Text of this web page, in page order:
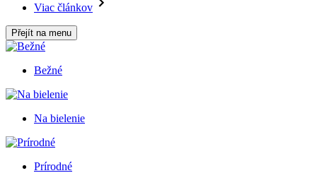
Viac článkov
Přejít na menu
Bežné
Na bielenie
Prírodné